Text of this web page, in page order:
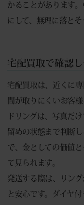
かることがあります
にして、無理に落とそ
宅配買取で確認
宅配買取は、近くに
間が取りにくいお客
ドリングは、写真だ
留めの状態まで判断
で、金としての価値
て見られます。
発送する際は、リン
と安心です。ダイヤ